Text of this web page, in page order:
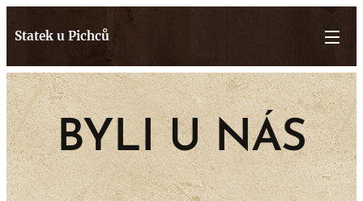
Statek u Pichců
BYLI U NÁS